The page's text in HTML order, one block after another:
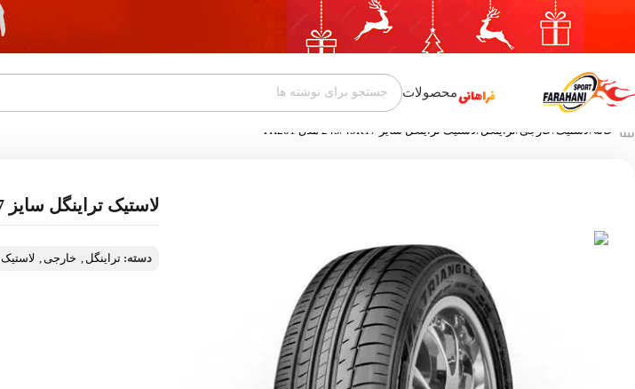
محصولات
خانه لاستیک خارجی تراینگل لاستیک تراینگل سایز 245/45R17 مدل TH201
لاستیک تراینگل سایز 245/45R17 مدل TH201
دسته: تراینگل , خارجی, لاستیک